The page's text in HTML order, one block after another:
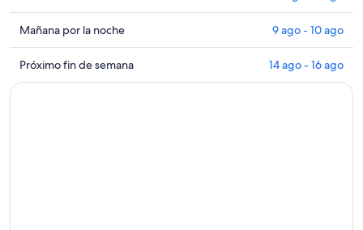
precios
de
propiedades
cerca
de
Ver
precios
de
propiedades
Mañana por la noche 9 ago - 10 ago
Ver
precios
Próximo fin de semana 14 ago - 16 ago